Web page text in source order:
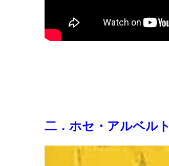
二．ホセ・アルベルト